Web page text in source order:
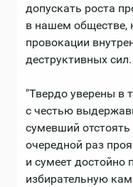
допускать роста
в нашем обществе,
провокации
деструктивных сил.
"Твердо уверены в
с честью
сумевший
очередной раз
и сумеет достойно
избирательную